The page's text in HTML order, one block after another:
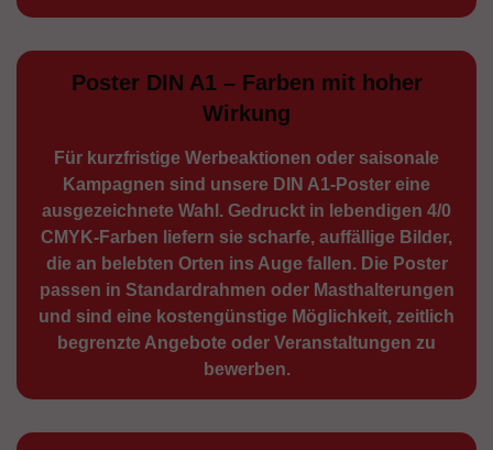
Poster DIN A1 – Farben mit hoher
Wirkung
Für kurzfristige Werbe­aktionen oder saisonale
Kampagnen sind unsere DIN A1-Poster eine
ausge­zeichnete Wahl. Gedruckt in lebendigen 4/0
CMYK-Farben liefern sie scharfe, auffällige Bilder,
die an belebten Orten ins Auge fallen. Die Poster
passen in Standardrahmen oder Masthalterungen
und sind eine kostengünstige Möglichkeit, zeitlich
begrenzte Angebote oder Veranstaltungen zu
bewerben.